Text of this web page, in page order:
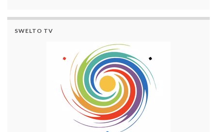
SWELTO TV